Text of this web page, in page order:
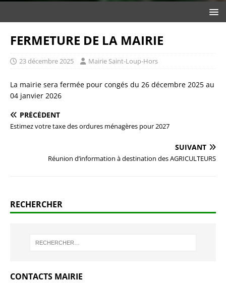
FERMETURE DE LA MAIRIE
23 décembre 2025 Mairie Saint-Loup-Hors
La mairie sera fermée pour congés du 26 décembre 2025 au
04 janvier 2026
PRÉCÉDENT
Estimez votre taxe des ordures ménagères pour 2027
SUIVANT
Réunion d’information à destination des AGRICULTEURS
RECHERCHER
CONTACTS MAIRIE